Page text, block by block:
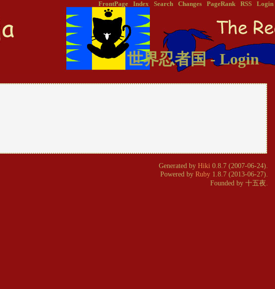
FrontPage Index Search Changes PageRank RSS Login
世界忍者国 - Login
Generated by Hiki 0.8.7 (2007-06-24).
Powered by Ruby1.8.7 (2013-06-27).
Founded by 十五夜.